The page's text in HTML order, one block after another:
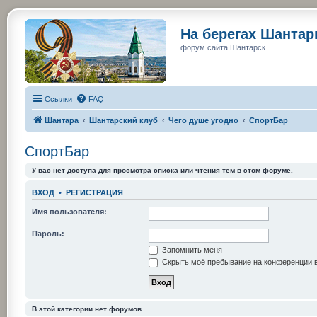
На берегах
форум сайта Шантарск
Ссылки FAQ
Шантара Шантарский клуб Чего душе угодно СпортБар
СпортБар
У вас нет доступа для просмотра списка или чтения тем в этом форуме.
ВХОД • РЕГИСТРАЦИЯ
Имя пользователя:
Пароль:
Запомнить меня
Скрыть моё пребывание на конференции
В этой категории нет форумов.